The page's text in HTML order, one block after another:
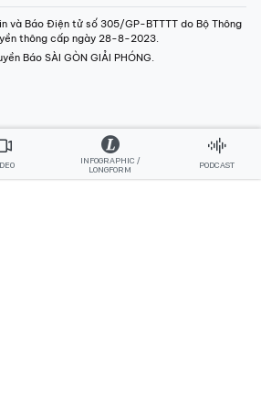
và Báo Điện tử số 305/GP-BTTTT do Bộ Thông
thông cấp ngày 28-8-2023.
Báo SÀI GÒN GIẢI PHÓNG.
INFOGRAPHIC /
LONGFORM
PODCAST